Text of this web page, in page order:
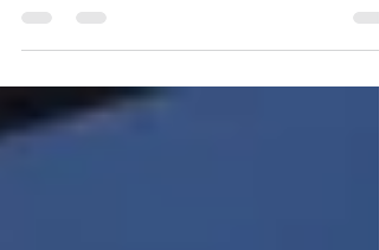
воссоединение с фундаментальными
элементами природы — солнцем,...